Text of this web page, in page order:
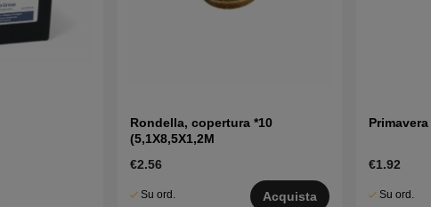
Rondella, copertura *10
(5,1X8,5X1,2M
€2.56
Su ord.
Acquista
Primavera
€1.92
Su ord.